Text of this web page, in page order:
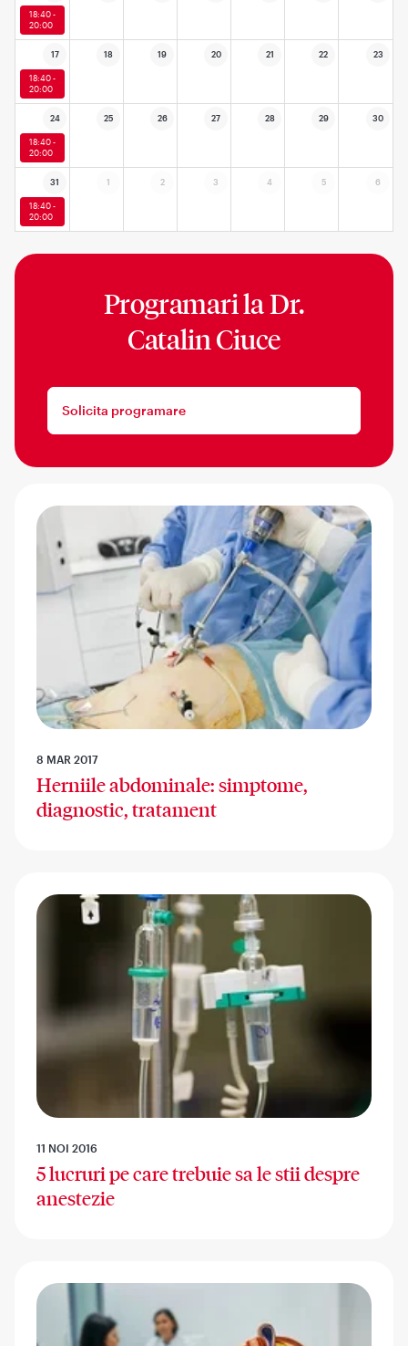
18:40 -
20:00
17 18 19 20 21 22 23
18:40 -
20:00
24 25 26 27 28 29 30
18:40 -
20:00
31 1 2 3 4 5 6
18:40 -
20:00
Programari laDr.
Catalin Ciuce
Solicita programare
8 MAR 2017
Herniile abdominale: simptome,
diagnostic, tratament
11 NOI 2016
5 lucruri pe care trebuie sa le stii despre
anestezie